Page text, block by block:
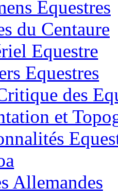
Equestres
du Centaure
Equestre
Equestres
des
et
Allemandes